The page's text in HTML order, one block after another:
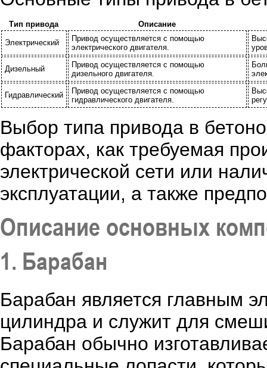
Тип привода Описание
Электрический
Привод осуществляется с помощью
электрического двигателя.
Дизельный
Привод осуществляется с помощью
дизельного двигателя.
Гидравлический
Привод осуществляется с помощью
гидравлического двигателя.
Выбор типа привода в
факторах, как требуемая
электрической сети или
эксплуатации, а также
Описание основных
1. Барабан
Барабан является главным
цилиндра и служит для
Барабан обычно